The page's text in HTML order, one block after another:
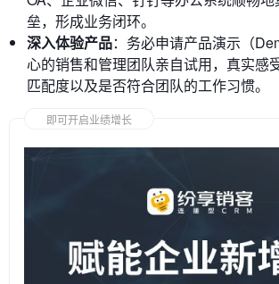
垒，形成业务闭环。
深入体验产品：务必申请产品演示（
心的销售和管理团队亲自试用，真实感
匹配度以及是否符合团队的工作习惯。
即可开启业绩增长